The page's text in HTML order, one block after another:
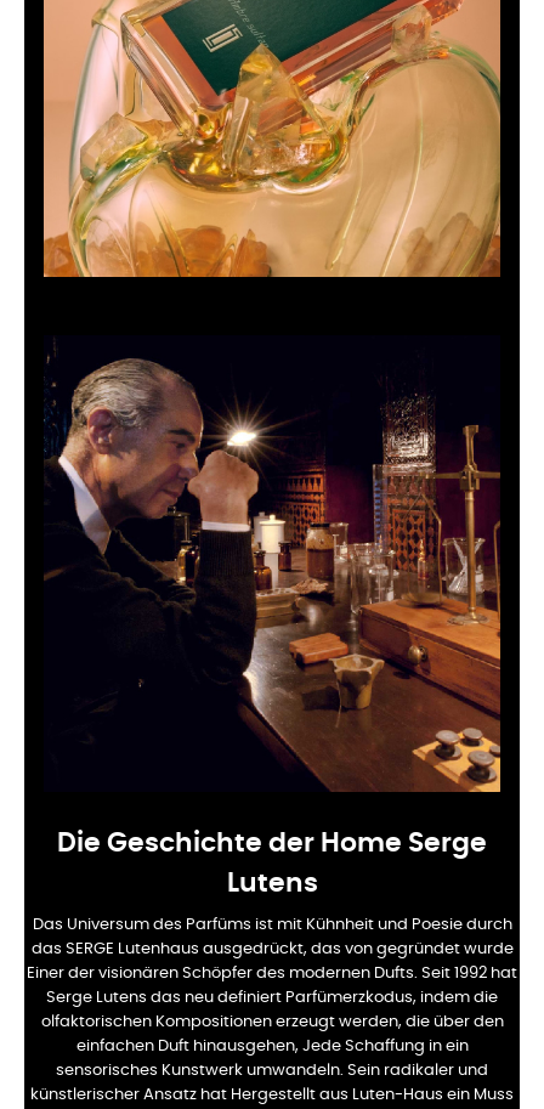
Die Geschichte der Home Serge
Lutens
Das Universum des Parfüms ist mit Kühnheit und Poesie durch
das SERGE Lutenhaus ausgedrückt, das von gegründet wurde
Einer der visionären Schöpfer des modernen Dufts. Seit 1992 hat
Serge Lutens das neu definiert Parfümerzkodus, indem die
olfaktorischen Kompositionen erzeugt werden, die über den
einfachen Duft hinausgehen, Jede Schaffung in ein
sensorisches Kunstwerk umwandeln. Sein radikaler und
künstlerischer Ansatz hat Hergestellt aus Luten-Haus ein Muss